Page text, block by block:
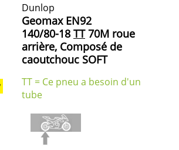
Dunlop
Geomax EN92
140/80-18 TT70M roue
arrière, Composé de
caoutchouc SOFT
TT = Ce pneu a besoin d'un
tube